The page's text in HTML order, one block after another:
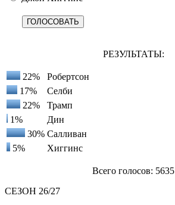
РЕЗУЛЬТАТЫ:
22%
Робертсон
17%
Селби
22%
Трамп
1%
Дин
30% Салливан
5%
Хиггинс
Всего голосов: 5635
СЕЗОН 26/27